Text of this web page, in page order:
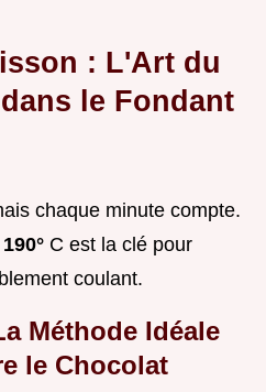
: L'Art du
le Fondant
chaque minute compte.
190° C est la clé pour
coulant.
Méthode Idéale
le Chocolat